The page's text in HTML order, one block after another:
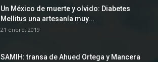
Un México de muerte y olvido: Diabetes
Mellitus una artesanía muy...
21 enero, 2019
SAMIH: transa de Ahued Ortega y Mancera